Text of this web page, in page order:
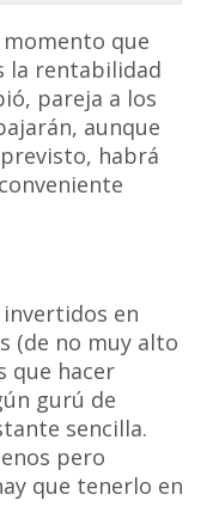
que
la rentabilidad
pareja a los
aunque
habrá
en
(de no muy alto
que hacer
gurú de
sencilla.
pero
que tenerlo en